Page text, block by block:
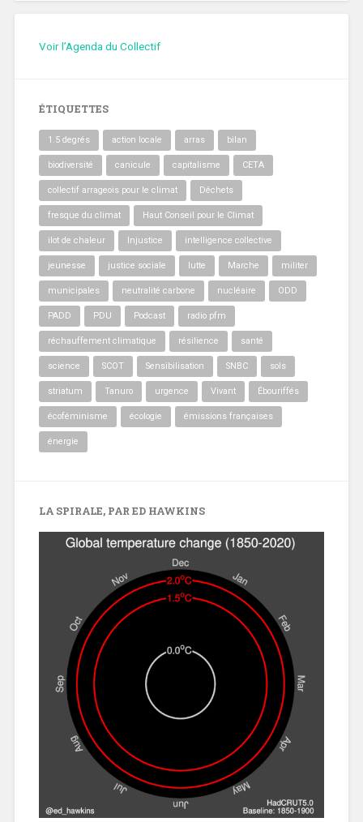
Voir l’Agenda du Collectif
ÉTIQUETTES
1.5 degrés action locale arras bilan
biodiversité canicule capitalisme CETA
collectif arrageois pour le climat Déchets
fresque du climat Haut Conseil pour le Climat
ilot de chaleur Injustice intelligence collective
jeunesse justice sociale lutte Marche militer
municipales neutralité carbone nucléaire ODD
PADD PDU Podcast radio pfm
réchauffement climatique résilience santé
science SCOT Sensibilisation SNBC sols
striatum Tanuro urgence Vivant Ébouriffés
écoféminisme écologie émissions françaises
énergie
LA SPIRALE, PAR ED HAWKINS